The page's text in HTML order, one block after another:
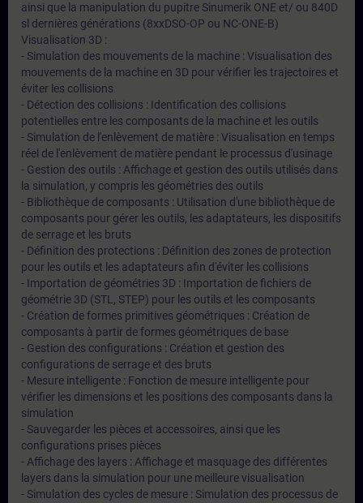
ainsi que la manipulation du pupitre Sinumerik ONE et/ ou 840D
sl dernières générations (8xxDSO-OP ou NC-ONE-B)
Visualisation 3D :
- Simulation des mouvements de la machine : Visualisation des
mouvements de la machine en 3D pour vérifier les trajectoires et
éviter les collisions
- Détection des collisions : Identification des collisions
potentielles entre les composants de la machine et les outils
- Simulation de l'enlèvement de matière : Visualisation en temps
réel de l'enlèvement de matière pendant le processus d'usinage
- Gestion des outils : Affichage et gestion des outils utilisés dans
la simulation, y compris les géométries des outils
- Bibliothèque de composants : Utilisation d'une bibliothèque de
composants pour gérer les outils, les adaptateurs, les dispositifs
de serrage et les bruts
- Définition des protections : Définition des zones de protection
pour les outils et les adaptateurs afin d'éviter les collisions
- Importation de géométries 3D : Importation de fichiers de
géométrie 3D (STL, STEP) pour les outils et les composants
- Création de formes primitives géométriques : Création de
composants à partir de formes géométriques de base
- Gestion des configurations : Création et gestion des
configurations de serrage et des bruts
- Mesure intelligente : Fonction de mesure intelligente pour
vérifier les dimensions et les positions des composants dans la
simulation
- Sauvegarder les pièces et accessoires, ainsi que les
configurations prises pièces
- Affichage des layers : Affichage et masquage des différentes
layers dans la simulation pour une meilleure visualisation
- Simulation des cycles de mesure : Simulation des processus de